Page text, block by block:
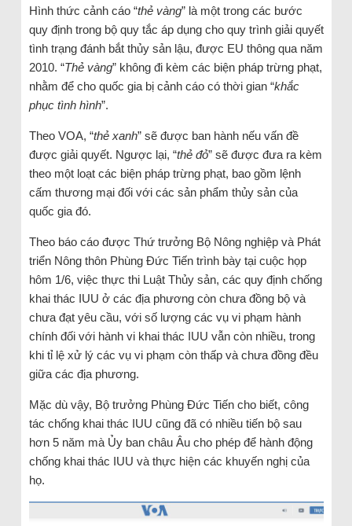
Hình thức cảnh cáo “thẻ vàng” là một trong các bước
quy định trong bộ quy tắc áp dụng cho quy trình giải quyết
tình trạng đánh bắt thủy sản lậu, được EU thông qua năm
2010. “Thẻ vàng” không đi kèm các biện pháp trừng phạt,
nhằm để cho quốc gia bị cảnh cáo có thời gian “khắc
phục tình hình”.
Theo VOA, “thẻ xanh” sẽ được ban hành nếu vấn đề
được giải quyết. Ngược lại, “thẻ đỏ” sẽ được đưa ra kèm
theo một loạt các biện pháp trừng phạt, bao gồm lệnh
cấm thương mại đối với các sản phẩm thủy sản của
quốc gia đó.
Theo báo cáo được Thứ trưởng Bộ Nông nghiệp và Phát
triển Nông thôn Phùng Đức Tiến trình bày tại cuộc họp
hôm 1/6, việc thực thi Luật Thủy sản, các quy định chống
khai thác IUU ở các địa phương còn chưa đồng bộ và
chưa đạt yêu cầu, với số lượng các vụ vi phạm hành
chính đối với hành vi khai thác IUU vẫn còn nhiều, trong
khi tỉ lệ xử lý các vụ vi phạm còn thấp và chưa đồng đều
giữa các địa phương.
Mặc dù vậy, Bộ trưởng Phùng Đức Tiến cho biết, công
tác chống khai thác IUU cũng đã có nhiều tiến bộ sau
hơn 5 năm mà Ủy ban châu Âu cho phép để hành động
chống khai thác IUU và thực hiện các khuyến nghị của
họ.